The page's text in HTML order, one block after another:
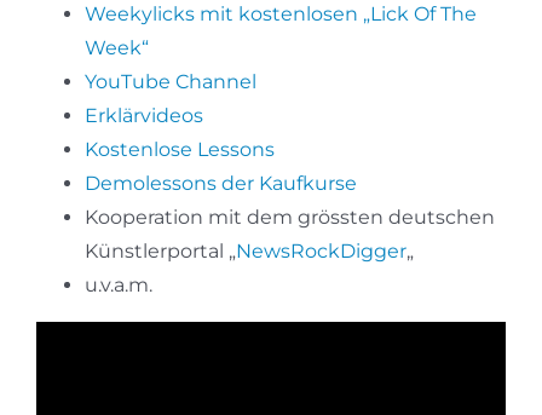
Weekylicks mit kostenlosen „Lick Of The
Week“
YouTube Channel
Erklärvideos
Kostenlose Lessons
Demolessons der Kaufkurse
Kooperation mit dem grössten deutschen
Künstlerportal „NewsRockDigger„
u.v.a.m.